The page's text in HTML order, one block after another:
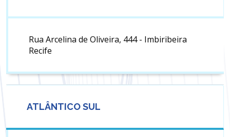
Rua Arcelina de Oliveira, 444 - Imbiribeira
Recife
ATLÂNTICO SUL